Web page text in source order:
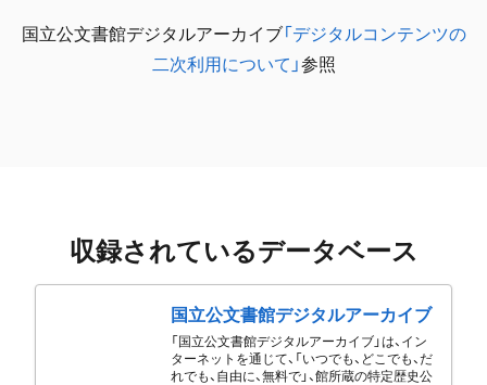
国立公文書館デジタルアーカイブ「デジタルコンテンツの
二次利用について」参照
収録されているデータベース
国立公文書館デジタルアーカイブ
「国立公文書館デジタルアーカイブ」は、イン
ターネットを通じて、「いつでも、どこでも、だ
れでも、自由に、無料で」、館所蔵の特定歴史公